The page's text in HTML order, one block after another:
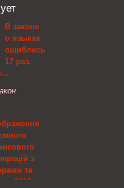
В законе
о языках
ошиблись
17 раз.
закона
уже
свою
з
та
у 2012 -